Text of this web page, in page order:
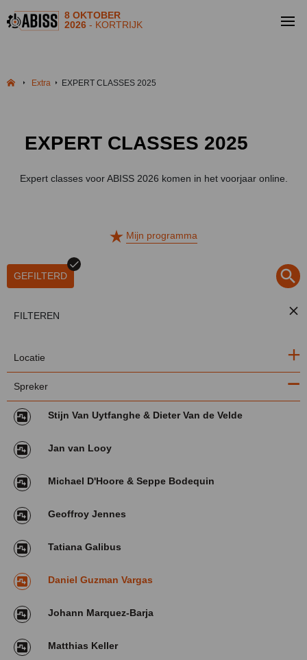
8 OKTOBER
2026- KORTRIJK
Extra EXPERT CLASSES 2025
EXPERT CLASSES 2025
Expert classes voor ABISS 2026 komen in het voorjaar online.
Mijn programma
GEFILTERD
FILTEREN
Locatie
Spreker
Stijn Van Uytfanghe & Dieter Van de Velde
Jan van Looy
Michael D'Hoore & Seppe Bodequin
Geoffroy Jennes
Tatiana Galibus
Daniel Guzman Vargas
Johann Marquez-Barja
Matthias Keller